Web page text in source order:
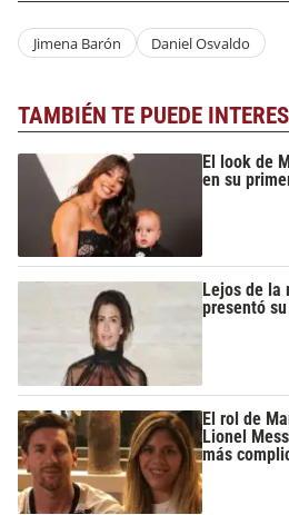
Jimena Barón Daniel Osvaldo
TAMBIÉN TE PUEDE
El look de
en su
Lejos de la
presentó
El rol de
Lionel
más